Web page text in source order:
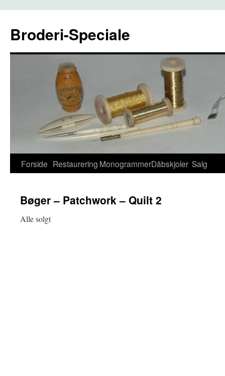
Broderi-Speciale
Hop
indhold
Forside Restaurering MonogrammerDåbskjoler Salg
Bøger – Patchwork – Quilt 2
Alle solgt